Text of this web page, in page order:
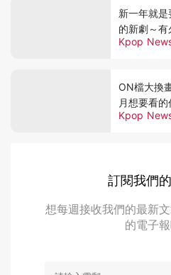
Kpop
新一年就
的新劇～有
Kpop
ON檔大換
月想要看
訂閱我們
想每週接收我們的最新
的電子報